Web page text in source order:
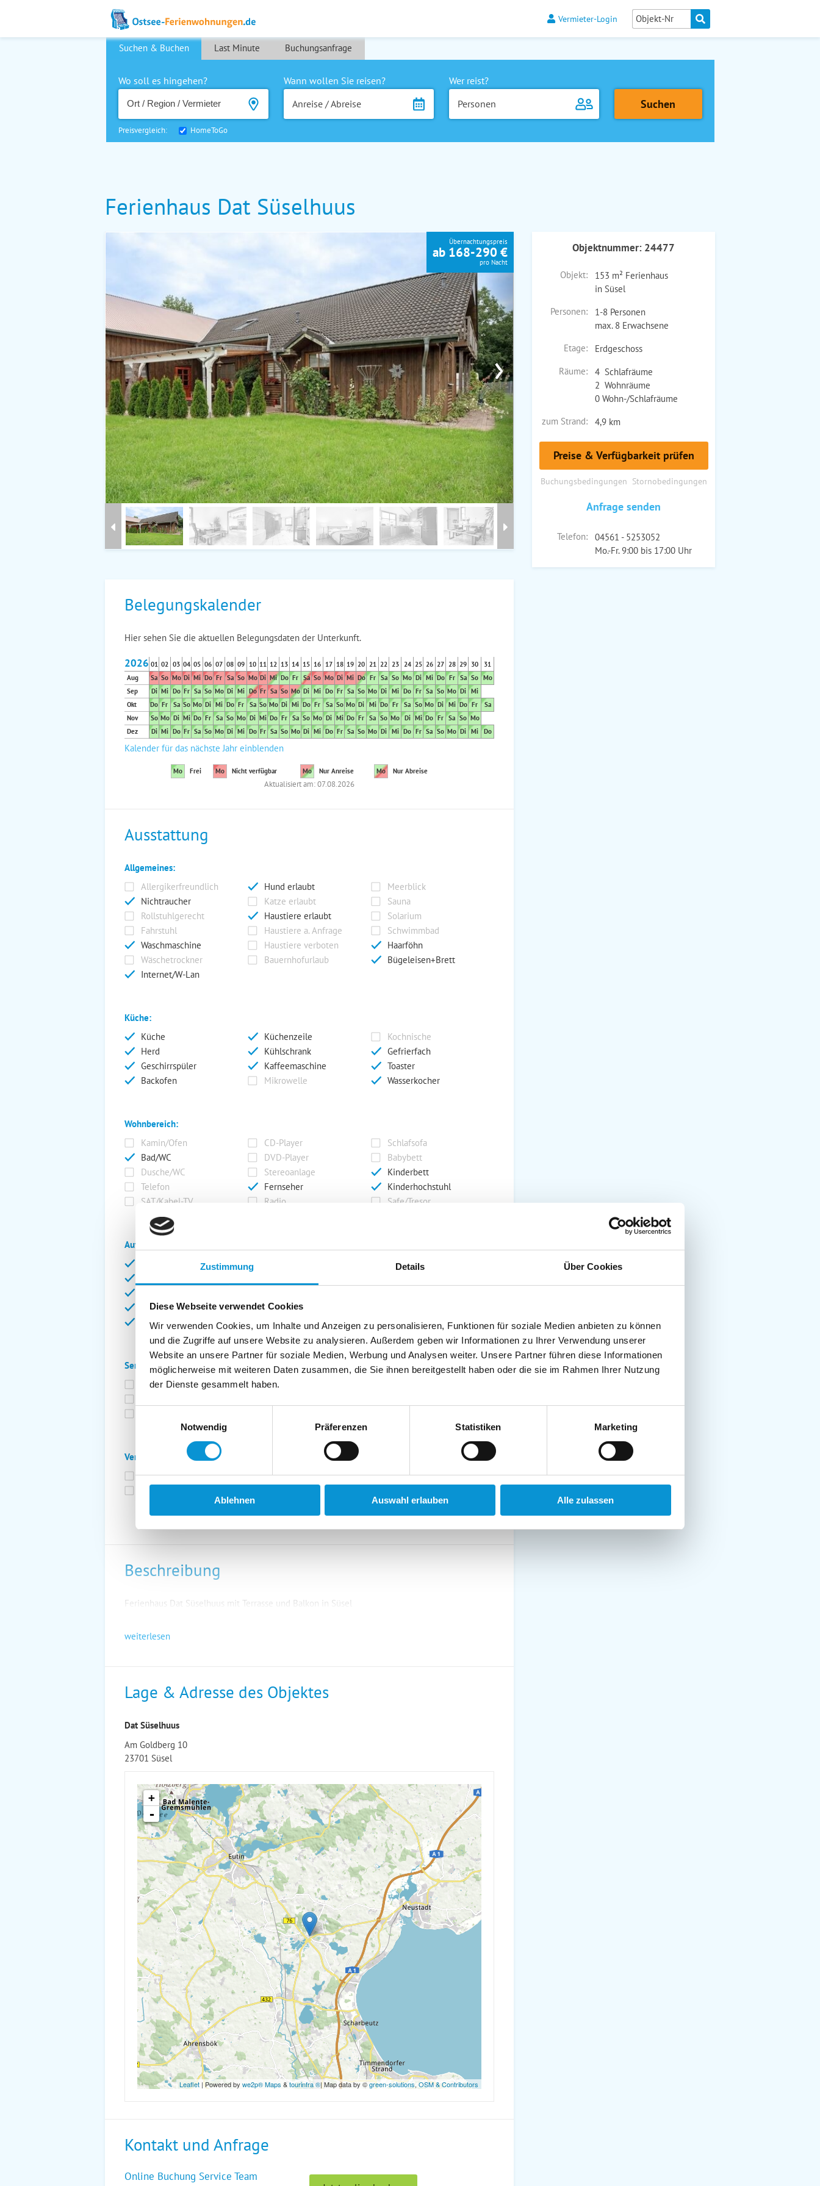
Zustimmung Details Über Cookies
Diese Webseite verwendet Cookies
Wir verwenden Cookies, um Inhalte und Anzeigen zu personalisieren, Funktionen für soziale Medien anbieten zu können
und die Zugriffe auf unsere Website zu analysieren. Außerdem geben wir Informationen zu Ihrer Verwendung unserer
Website an unsere Partner für soziale Medien, Werbung und Analysen weiter. Unsere Partner führen diese Informationen
möglicherweise mit weiteren Daten zusammen, die Sie ihnen bereitgestellt haben oder die sie im Rahmen Ihrer Nutzung
der Dienste gesammelt haben.
Notwendig
Präferenzen Statistiken Marketing
Ablehnen Auswahl erlauben Alle zulassen
Vermieter-Login
Suchen & Buchen Last Minute Buchungsanfrage
Wo soll es hingehen?
Wann wollen Sie reisen?
Anreise / Abreise
Wer reist?
Personen
Preisvergleich: HomeToGo
Ferienhaus Dat Süselhuus
›
Übernachtungspreis
ab 168-290 €
pro Nacht
Objektnummer: 24477
Objekt:
153 m² Ferienhaus
in Süsel
Personen:
1-8 Personen
max. 8 Erwachsene
Etage:
Erdgeschoss
Räume:
4 Schlafräume
2 Wohnräume
0 Wohn-/Schlafräume
zum Strand:
4,9 km
Preise & Verfügbarkeit prüfen
Buchungsbedingungen Stornobedingungen
Anfrage senden
Telefon:
04561 - 5253052
Mo.-Fr. 9:00 bis 17:00 Uhr
Belegungskalender
Hier sehen Sie die aktuellen Belegungsdaten der Unterkunft.
2026 01 02 03 04 05 06 07 08 09 10 11 12 13 14 15 16 17 18 19 20 21 22 23 24 25 26 27 28 29 30
31
Aug
Sa So Mo Di Mi Do Fr Sa So Mo Di Mi Do Fr Sa So Mo Di Mi Do Fr Sa So Mo Di Mi Do Fr Sa So Mo
Sep
Di Mi Do Fr Sa So Mo Di Mi Do Fr Sa So Mo Di Mi Do Fr Sa So Mo Di Mi Do Fr Sa So Mo Di Mi
Okt
Do Fr Sa So Mo Di Mi Do Fr Sa So Mo Di Mi Do Fr Sa So Mo Di Mi Do Fr Sa So Mo Di Mi Do Fr
Sa
Nov
So Mo Di Mi Do Fr Sa So Mo Di Mi Do Fr Sa So Mo Di Mi Do Fr Sa So Mo Di Mi Do Fr Sa So Mo
Dez
Di Mi Do Fr Sa So Mo Di Mi Do Fr Sa So Mo Di Mi Do Fr Sa So Mo Di Mi Do Fr Sa So Mo Di Mi Do
Kalender für das nächste Jahr einblenden
Mo Frei Mo Nicht verfügbar Mo Nur Anreise Mo Nur Abreise
Aktualisiert am: 07.08.2026
Ausstattung
Allgemeines:
Allergikerfreundlich
Hund erlaubt
Meerblick
Nichtraucher
Katze erlaubt
Sauna
Rollstuhlgerecht
Haustiere erlaubt
Solarium
Fahrstuhl
Haustiere a. Anfrage
Schwimmbad
Waschmaschine
Haustiere verboten
Haarföhn
Wäschetrockner
Bauernhofurlaub
Bügeleisen+Brett
Internet/W-Lan
Küche:
Küche
Küchenzeile
Kochnische
Herd
Kühlschrank
Gefrierfach
Geschirrspüler
Kaffeemaschine
Toaster
Backofen
Mikrowelle Wasserkocher
Wohnbereich:
Kamin/Ofen
CD-Player
Schlafsofa
Bad/WC
DVD-Player
Babybett
Dusche/WC
Stereoanlage
Kinderbett
Telefon
Fernseher
Kinderhochstuhl
SAT/Kabel-TV
Radio Safe/Tresor
Außenanlage:
Garten/Liegewiese
Grill
Terrasse
Kinderspielplatz
Balkon
Abstellraum
Service:
Bettwäsche inkl.
Geschirrtücher inkl.
Verpflegung:
Brötchenservice
Frühstück möglich
Halbpension möglich
Vollpension möglich
Beschreibung
Ferienhaus Dat Süselhuus mit Terrasse und Balkon in Süsel
weiterlesen
Lage & Adresse des Objektes
Dat Süselhuus
Am Goldberg 10
23701 Süsel
+
-
Leaflet | Powered by we2p® Maps &tourinfra ®| Map data by ©green-solutions, OSM & Contributors
Kontakt und Anfrage
Online Buchung Service Team